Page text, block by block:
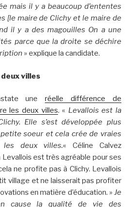
mais il y a beaucoup d’ententes
[le maire de Clichy et le maire de
il y a des magouilles On a une
parce que la droite se déchire
» explique la candidate.
villes
uneréelle différence de
les deux villes. « Levallois est la
Elle s’est développée plus
soeur et cela crée de vraies
les deux villes.« Céline Calvez
Levallois est très agréable pour ses
ne profite pas à Clichy. Levallois
village et ne laisserait pas profiter
en matière d’éducation. » Je
cause la qualité de vie des